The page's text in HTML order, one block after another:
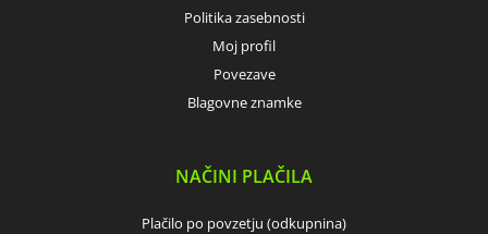
Politika zasebnosti
Moj profil
Povezave
Blagovne znamke
NAČINI PLAČILA
Plačilo po povzetju (odkupnina)